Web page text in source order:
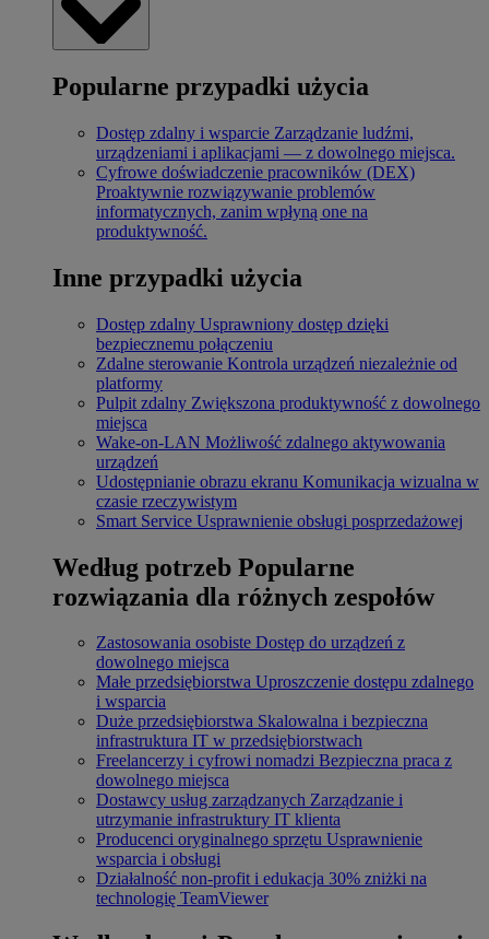
Popularne przypadki użycia
Dostęp zdalny i wsparcie Zarządzanie ludźmi,
urządzeniami i aplikacjami — z dowolnego miejsca.
Cyfrowe doświadczenie pracowników (DEX)
Proaktywnie rozwiązywanie problemów
informatycznych, zanim wpłyną one na
produktywność.
Inne przypadki użycia
Dostęp zdalny Usprawniony dostęp dzięki
bezpiecznemu połączeniu
Zdalne sterowanie Kontrola urządzeń niezależnie od
platformy
Pulpit zdalny Zwiększona produktywność z dowolnego
miejsca
Wake-on-LAN Możliwość zdalnego aktywowania
urządzeń
Udostępnianie obrazu ekranu Komunikacja wizualna w
czasie rzeczywistym
Smart Service Usprawnienie obsługi posprzedażowej
Według potrzeb Popularne
rozwiązania dla różnych zespołów
Zastosowania osobiste Dostęp do urządzeń z
dowolnego miejsca
Małe przedsiębiorstwa Uproszczenie dostępu zdalnego
i wsparcia
Duże przedsiębiorstwa Skalowalna i bezpieczna
infrastruktura IT w przedsiębiorstwach
Freelancerzy i cyfrowi nomadzi Bezpieczna praca z
dowolnego miejsca
Dostawcy usług zarządzanych Zarządzanie i
utrzymanie infrastruktury IT klienta
Producenci oryginalnego sprzętu Usprawnienie
wsparcia i obsługi
Działalność non-profit i edukacja 30% zniżki na
technologię TeamViewer